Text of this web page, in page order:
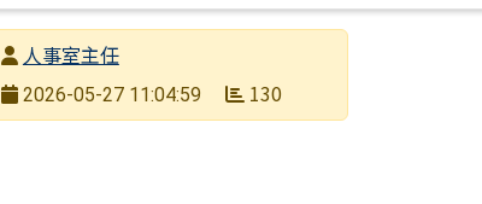
發布者人事室主任
發布日期
2026-05-27 11:04:59 130